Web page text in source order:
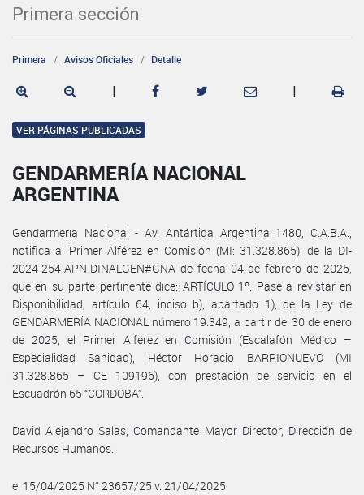
Primera sección
Primera Avisos Oficiales Detalle
| |
VER PÁGINAS PUBLICADAS
GENDARMERÍA NACIONAL
ARGENTINA
Gendarmería Nacional - Av. Antártida Argentina 1480, C.A.B.A.,
notifica al Primer Alférez en Comisión (MI: 31.328.865), de la DI-
2024-254-APN-DINALGEN#GNA de fecha 04 de febrero de 2025,
que en su parte pertinente dice: ARTÍCULO 1º. Pase a revistar en
Disponibilidad, artículo 64, inciso b), apartado 1), de la Ley de
GENDARMERÍA NACIONAL número 19.349, a partir del 30 de enero
de 2025, el Primer Alférez en Comisión (Escalafón Médico –
Especialidad Sanidad), Héctor Horacio BARRIONUEVO (MI
31.328.865 – CE 109196), con prestación de servicio en el
Escuadrón 65 “CORDOBA”.
David Alejandro Salas, Comandante Mayor Director, Dirección de
Recursos Humanos.
e. 15/04/2025 N° 23657/25 v. 21/04/2025